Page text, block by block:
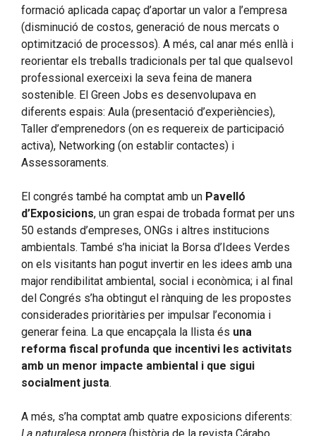
formació aplicada capaç d’aportar un valor a l’empresa
(disminució de costos, generació de nous mercats o
optimització de processos). A més, cal anar més enllà i
reorientar els treballs tradicionals per tal que qualsevol
professional exerceixi la seva feina de manera
sostenible. El Green Jobs es desenvolupava en
diferents espais: Aula (presentació d’experiències),
Taller d’emprenedors (on es requereix de participació
activa), Networking (on establir contactes) i
Assessoraments.
El congrés també ha comptat amb un Pavelló
d’Exposicions, un gran espai de trobada format per uns
50 estands d’empreses, ONGs i altres institucions
ambientals. També s’ha iniciat la Borsa d’Idees Verdes
on els visitants han pogut invertir en les idees amb una
major rendibilitat ambiental, social i econòmica; i al final
del Congrés s’ha obtingut el rànquing de les propostes
considerades prioritàries per impulsar l’economia i
generar feina. La que encapçala la llista és una
reforma fiscal profunda que incentivi les activitats
amb un menor impacte ambiental i que sigui
socialment justa.
A més, s’ha comptat amb quatre exposicions diferents: